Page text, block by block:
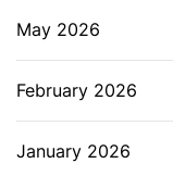
May 2026
February 2026
January 2026